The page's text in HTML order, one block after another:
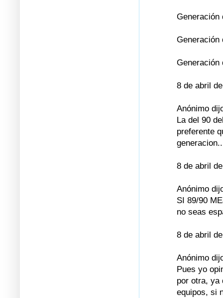
Generación
Generación
Generación
8 de abril
Anónimo
La del 90
preferente
8 de abril
Anónimo
SI 89/90
no seas
8 de abril
Anónimo
Pues yo
por otra, ya
equipos, si